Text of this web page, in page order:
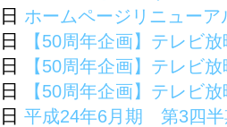
ホームページリニューア
【50周年企画】テレビ
【50周年企画】テレビ
【50周年企画】テレビ
平成24年6月期 第3四半